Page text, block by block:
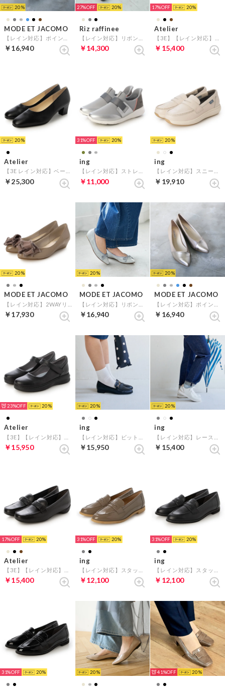
20
MODE ET JACOMO
￥16,940
27% 20
Riz raffinee
￥14,300
17% 20
Atelier
￥15,400
20
Atelier
￥25,300
31% 20
ing
￥11,000
20
ing
￥19,910
20
MODE ET JACOMO
￥17,930
20
MODE ET JACOMO
￥16,940
20
MODE ET JACOMO
￥16,940
23% 20
Atelier
￥15,950
20
ing
￥15,950
20
ing
￥15,400
17% 20
Atelier
￥15,400
31% 20
ing
￥12,100
31% 20
ing
￥12,100
31% 20 20 41% 20